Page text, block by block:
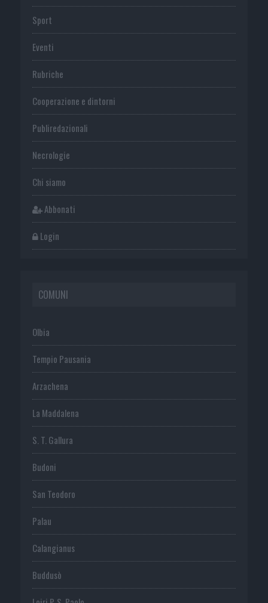
Sport
Eventi
Rubriche
Cooperazione e dintorni
Publiredazionali
Necrologie
Chi siamo
Abbonati
Login
COMUNI
Olbia
Tempio Pausania
Arzachena
La Maddalena
S. T. Gallura
Budoni
San Teodoro
Palau
Calangianus
Buddusò